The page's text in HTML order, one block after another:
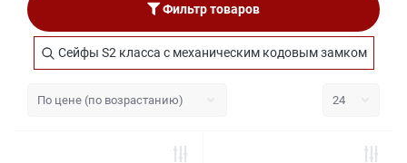
Фильтр товаров
Сейфы S2 класса с механическим кодовым замком